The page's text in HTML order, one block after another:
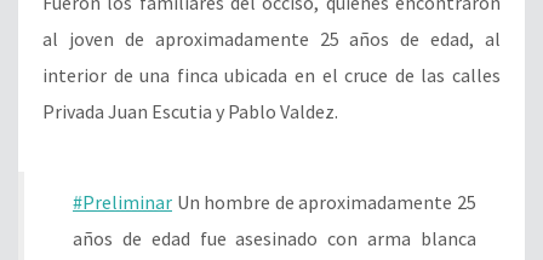
al joven de aproximadamente 25 años de edad, al
interior de una finca ubicada en el cruce de las calles
Privada Juan Escutia y Pablo Valdez.
#Preliminar Un hombre de aproximadamente 25
años de edad fue asesinado con arma blanca